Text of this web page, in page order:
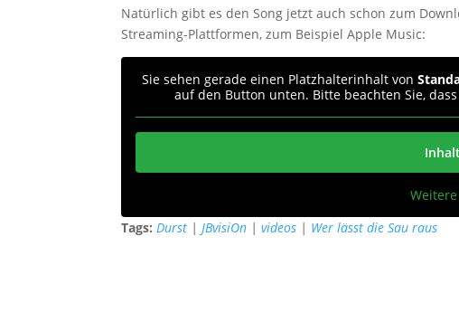
Natürlich gibt es den Song jetzt auch schon zum
Streaming-Plattformen, zum Beispiel Apple Music:
Sie sehen gerade einen Platzhalterinhalt von
auf den Button unten. Bitte beachten Sie,
Tags: Durst |JBvisiOn |videos | Wer lässt die Sau raus